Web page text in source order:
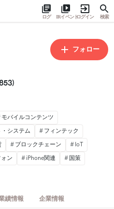
ログ IRイベントログイン 検索
フォロー
モバイルコンテンツ
システム
フィンテック
ブロックチェーン
IoT
ン iPhone関連 国策
績情報 企業情報